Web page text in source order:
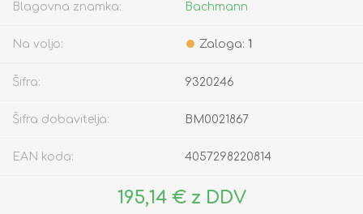
Blagovna znamka: Bachmann
Na voljo: Zaloga: 1
Šifra: 9320246
Šifra dobavitelja: BM0021867
EAN koda: 4057298220814
195,14 € z DDV